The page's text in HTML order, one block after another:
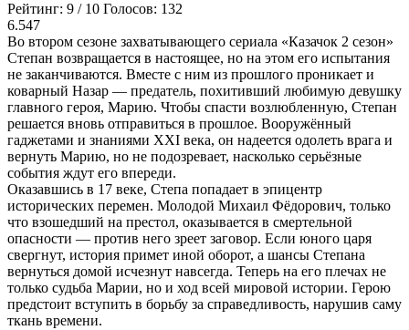
Рейтинг: 9 / 10 Голосов: 132
6.547
Во втором сезоне захватывающего сериала «Казачок 2 сезон»
Степан возвращается в настоящее, но на этом его испытания
не заканчиваются. Вместе с ним из прошлого проникает и
коварный Назар — предатель, похитивший любимую девушку
главного героя, Марию. Чтобы спасти возлюбленную, Степан
решается вновь отправиться в прошлое. Вооружённый
гаджетами и знаниями XXI века, он надеется одолеть врага и
вернуть Марию, но не подозревает, насколько серьёзные
события ждут его впереди.
Оказавшись в 17 веке, Степа попадает в эпицентр
исторических перемен. Молодой Михаил Фёдорович, только
что взошедший на престол, оказывается в смертельной
опасности — против него зреет заговор. Если юного царя
свергнут, история примет иной оборот, а шансы Степана
вернуться домой исчезнут навсегда. Теперь на его плечах не
только судьба Марии, но и ход всей мировой истории. Герою
предстоит вступить в борьбу за справедливость, нарушив саму
ткань времени.